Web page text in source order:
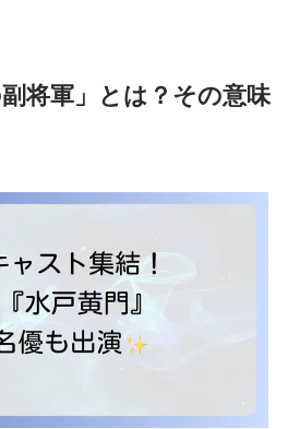
将軍」とは？その意味